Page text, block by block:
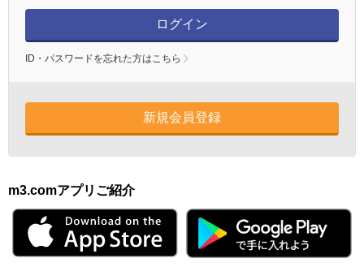
ログイン
ID・パスワードを忘れた方はこちら
新規会員登録
m3.comアプリご紹介